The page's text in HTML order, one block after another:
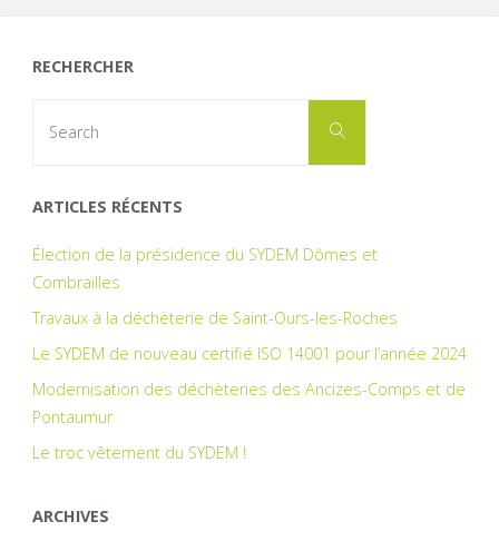
(REOM)"
RECHERCHER
Search
ARTICLES RÉCENTS
Élection de la présidence du SYDEM Dômes et
Combrailles
Travaux à la déchèterie de Saint-Ours-les-Roches
Le SYDEM de nouveau certifié ISO 14001 pour l’année 2024
Modernisation des déchèteries des Ancizes-Comps et de
Pontaumur
Le troc vêtement du SYDEM !
ARCHIVES